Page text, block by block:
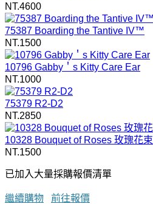
NT.4600
75387 Boarding the Tantive IV™
NT.1500
10796 Gabby＇s Kitty Care Ear
NT.1000
75379 R2-D2
NT.2850
10328 Bouquet of Roses 玫瑰花束
NT.1500
已加入大量採購報價清單
繼續購物 前往報價